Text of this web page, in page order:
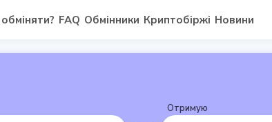
FAQ Обмінники Криптобіржі Новини
Отримую